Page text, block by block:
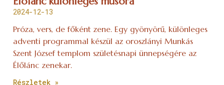
2024-12-13
Próza, vers, de főként zene. Egy gyönyörű, különleges
adventi programmal készül az oroszlányi Munkás
Szent József templom születésnapi ünnepségére az
Élőlánc zenekar.
Részletek »